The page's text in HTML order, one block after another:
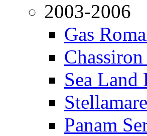
2003-2006
Gas
Sea Land
Panam